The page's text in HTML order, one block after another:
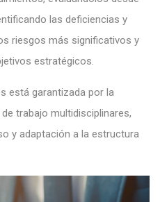
las deficiencias y
riesgos más significativos y
estratégicos.
está garantizada por la
trabajo multidisciplinares,
y adaptación a la estructura